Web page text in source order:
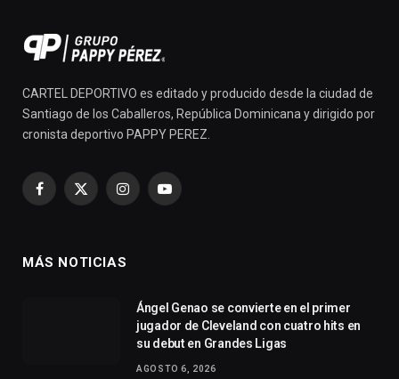
CARTEL DEPORTIVO es editado y producido desde la ciudad de
Santiago de los Caballeros, República Dominicana y dirigido por
cronista deportivo PAPPY PEREZ.
Facebook
X
InstagramYouTube
MÁS NOTICIAS
Ángel Genao se convierte en el primer
jugador de Cleveland con cuatro hits en
su debut en Grandes Ligas
AGOSTO 6, 2026